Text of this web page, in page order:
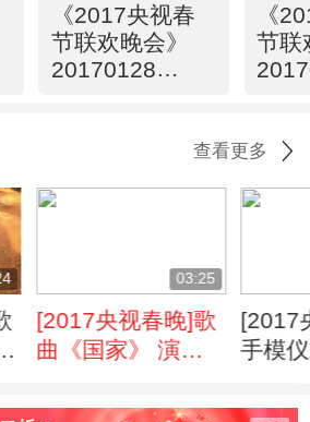
《2017央视春
节联欢晚会》
20170128
《
节联
查看更多
03:25
[2017央视春晚]歌
曲《国家》 演
代表（字幕版）
[2017
手模
幕版）